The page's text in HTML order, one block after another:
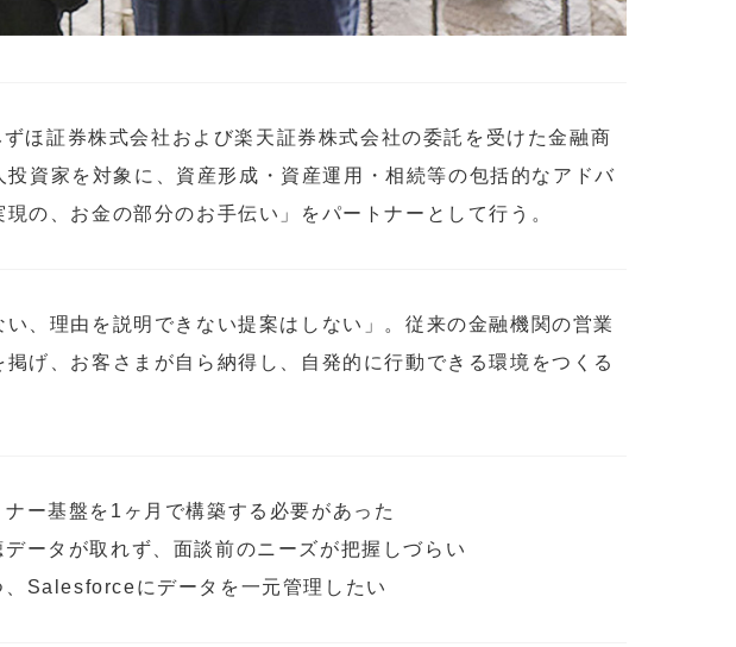
ほ証券株式会社および楽天証券株式会社の委託を受けた金融商
資家を対象に、資産形成・資産運用・相続等の包括的なアドバ
の、お金の部分のお手伝い」をパートナーとして行う。
、理由を説明できない提案はしない」。従来の金融機関の営業
げ、お客さまが自ら納得し、自発的に行動できる環境をつくる
ー基盤を1ヶ月で構築する必要があった
ータが取れず、面談前のニーズが把握しづらい
Salesforceにデータを一元管理したい